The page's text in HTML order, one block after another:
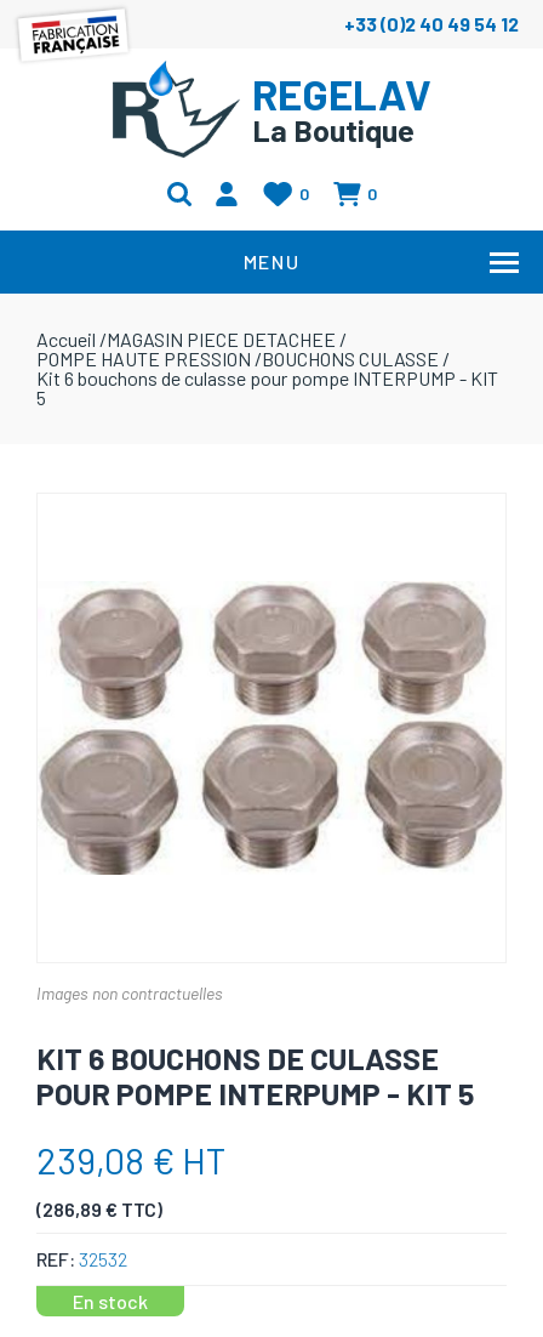
+33 (0)2 40 49 54 12
REGELAV
La Boutique
0 0
MENU
Accueil /MAGASIN PIECE DETACHEE /
POMPE HAUTE PRESSION /BOUCHONS CULASSE /
Kit 6 bouchons de culasse pour pompe INTERPUMP - KIT
5
Images non contractuelles
KIT 6 BOUCHONS DE CULASSE
POUR POMPE INTERPUMP - KIT 5
239,08 € HT
(286,89 € TTC)
REF: 32532
En stock